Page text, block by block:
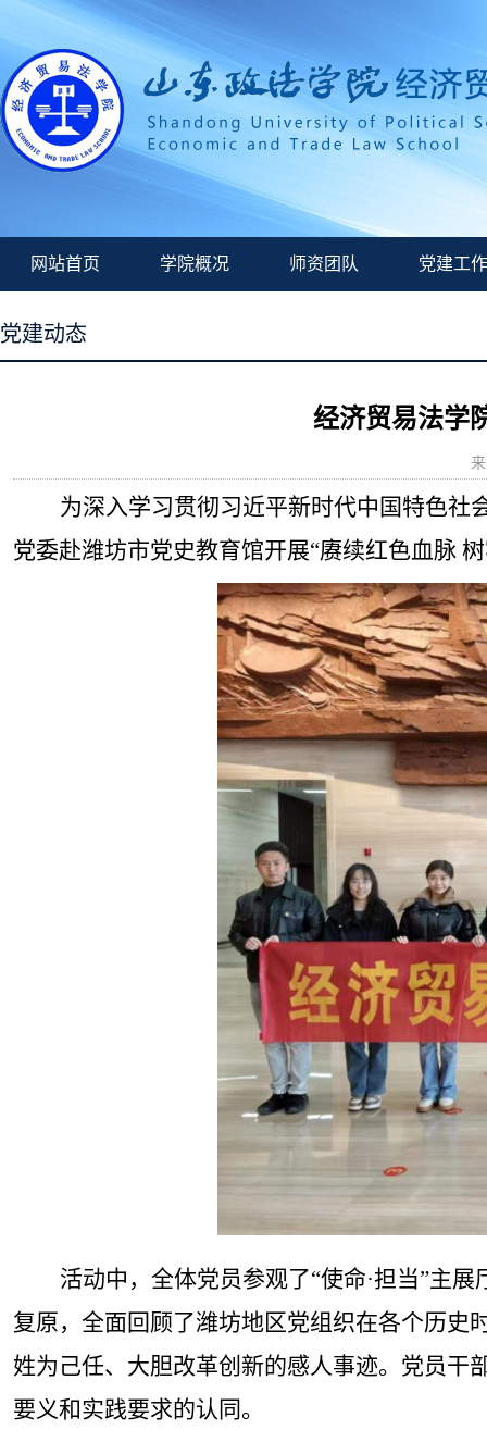
网站首页 学院概况 师资团队 党建工作
党建动态
经济贸易法学
为深入学习贯彻习近平新时代中国特色社
党委赴潍坊市党史教育馆开展“赓续红色血脉
活动中，全体党员参观了“使命·担当”主
复原，全面回顾了潍坊地区党组织在各个历史
姓为己任、大胆改革创新的感人事迹。党员干
要义和实践要求的认同。